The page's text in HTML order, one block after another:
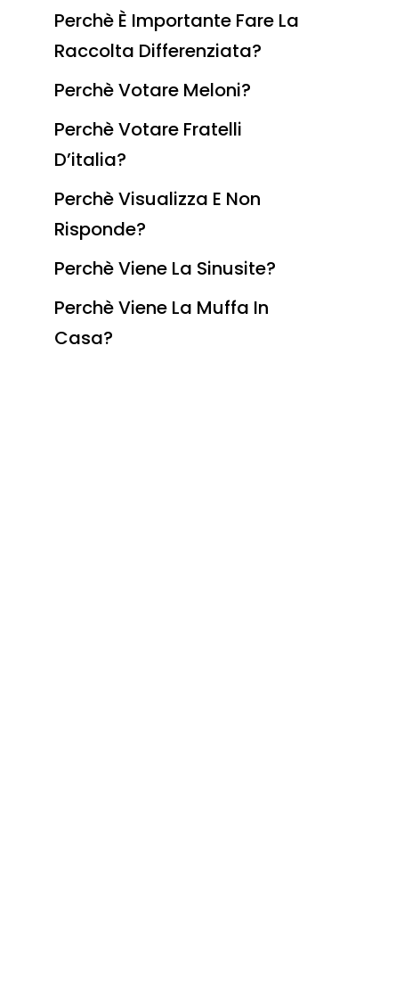
Perchè È Importante Fare La
Raccolta Differenziata?
Perchè Votare Meloni?
Perchè Votare Fratelli
D’italia?
Perchè Visualizza E Non
Risponde?
Perchè Viene La Sinusite?
Perchè Viene La Muffa In
Casa?